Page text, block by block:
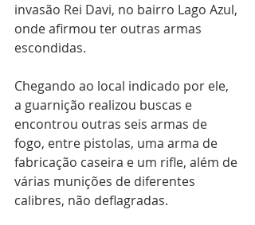
invasão Rei Davi, no bairro Lago Azul,
onde afirmou ter outras armas
escondidas.
Chegando ao local indicado por ele,
a guarnição realizou buscas e
encontrou outras seis armas de
fogo, entre pistolas, uma arma de
fabricação caseira e um rifle, além de
várias munições de diferentes
calibres, não deflagradas.